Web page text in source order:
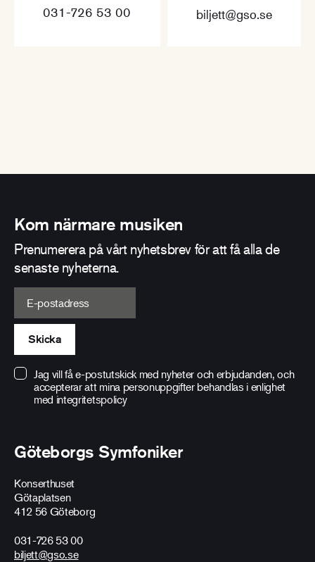
031-726 53 00 biljett@gso.se
Göteborgs Symfoniker
Konserthuset
Götaplatsen
412 56 Göteborg
031-726 53 00
biljett@gso.se
Kom närmare musiken
Prenumerera på vårt nyhetsbrev för att få alla de
senaste nyheterna.
E-postadress
Skicka
Jag vill få e-postutskick med nyheter och erbjudanden, och
accepterar att mina personuppgifter behandlas i enlighet
med integritetspolicy